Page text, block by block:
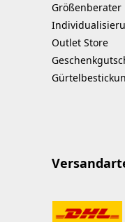
Größenberater
Outlet Store